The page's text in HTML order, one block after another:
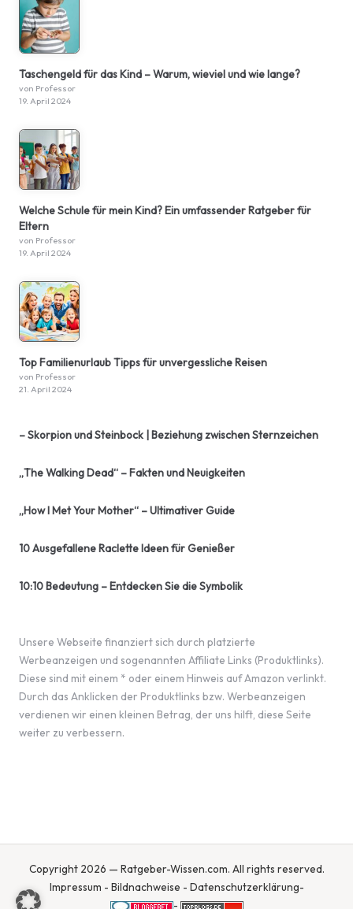
Taschengeld für das Kind – Warum, wieviel und wie lange?
von Professor
19. April 2024
Welche Schule für mein Kind? Ein umfassender Ratgeber für
Eltern
von Professor
19. April 2024
Top Familienurlaub Tipps für unvergessliche Reisen
von Professor
21. April 2024
– Skorpion und Steinbock | Beziehung zwischen Sternzeichen
„The Walking Dead“ – Fakten und Neuigkeiten
„How I Met Your Mother“ – Ultimativer Guide
10 Ausgefallene Raclette Ideen für Genießer
10:10 Bedeutung – Entdecken Sie die Symbolik
Unsere Webseite finanziert sich durch platzierte
Werbeanzeigen und sogenannten Affiliate Links (Produktlinks).
Diese sind mit einem * oder einem Hinweis auf Amazon verlinkt.
Durch das Anklicken der Produktlinks bzw. Werbeanzeigen
verdienen wir einen kleinen Betrag, der uns hilft, diese Seite
weiter zu verbessern.
Copyright 2026 — Ratgeber-Wissen.com. All rights reserved.
Impressum - Bildnachweise - Datenschutzerklärung-
-